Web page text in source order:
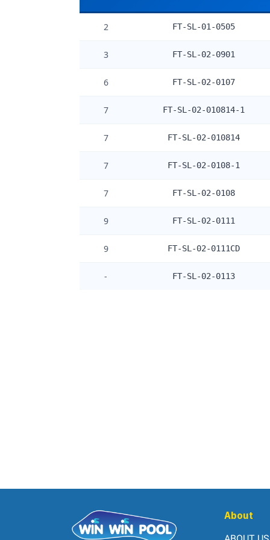
2 FT-SL-01-0505
3 FT-SL-02-0901
6 FT-SL-02-0107
7 FT-SL-02-010814-1
7 FT-SL-02-010814
7 FT-SL-02-0108-1
7 FT-SL-02-0108
9 FT-SL-02-0111
9 FT-SL-02-0111CD
- FT-SL-02-0113
About